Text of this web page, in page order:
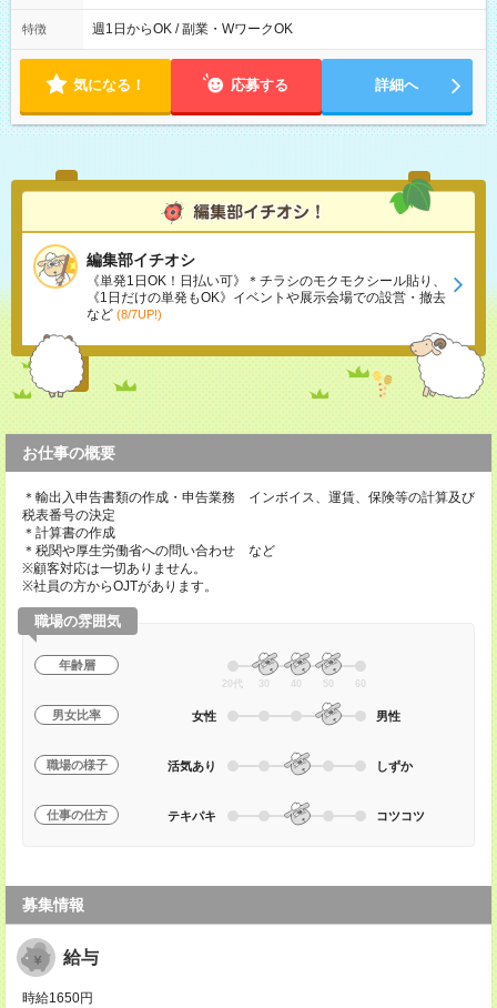
あり。 ⑴9:00~17:00 (2)17:00~21:00 (3)21:00~9:00 変形労働時
間制 ※平日のみ不可、土日祝のみ不可。 ※日勤・夜勤どちら
ること
特徴 週1日からOK / 副業・WワークOK
気になる！ 応募する 詳細へ
編集部イチオシ
《単発1日OK！日払い可》＊チラシのモクモクシール貼り、
《1日だけの単発もOK》イベントや展示会場での設営・撤去
など (8/7UP!)
お仕事の概要
＊輸出入申告書類の作成・申告業務 インボイス、運賃、保険等の計算及び
税表番号の決定
＊計算書の作成
＊税関や厚生労働省への問い合わせ など
※顧客対応は一切ありません。
※社員の方からOJTがあります。
職場の雰囲気
年齢層
20代 30 40 50 60
男女比率 女性 男性
職場の様子 活気あり しずか
仕事の仕方 テキパキ コツコツ
募集情報
給与
時給1650円